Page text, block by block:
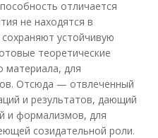
отличается
не находятся в
устойчивую
теоретические
материала, для
Отсюда — отвлеченный
и результатов, дающий
и формализмов, для
созидательной роли.